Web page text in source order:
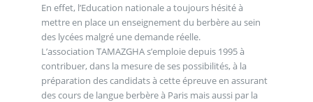
En effet, l’Education nationale a toujours hésité à
mettre en place un enseignement du berbère au sein
des lycées malgré une demande réelle.
L’association TAMAZGHA s’emploie depuis 1995 à
contribuer, dans la mesure de ses possibilités, à la
préparation des candidats à cette épreuve en assurant
des cours de langue berbère à Paris mais aussi par la